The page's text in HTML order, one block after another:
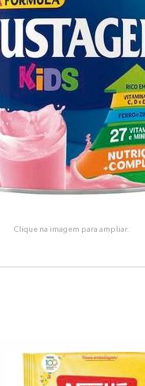
Clique na imagem para ampliar.